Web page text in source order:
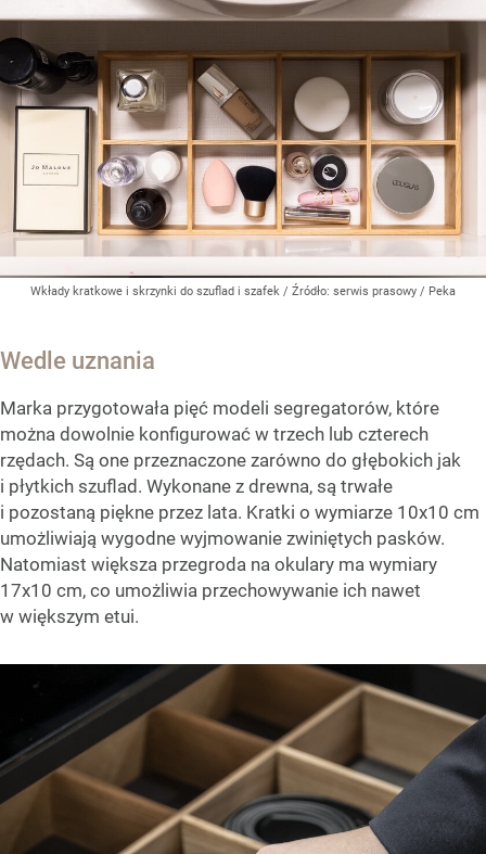
Wkłady kratkowe i skrzynki do szuflad i szafek / Źródło: serwis prasowy / Peka
Wedle uznania
Marka przygotowała pięć modeli segregatorów, które
można dowolnie konfigurować w trzech lub czterech
rzędach. Są one przeznaczone zarówno do głębokich jak
i płytkich szuflad. Wykonane z drewna, są trwałe
i pozostaną piękne przez lata. Kratki o wymiarze 10x10 cm
umożliwiają wygodne wyjmowanie zwiniętych pasków.
Natomiast większa przegroda na okulary ma wymiary
17x10 cm, co umożliwia przechowywanie ich nawet
w większym etui.